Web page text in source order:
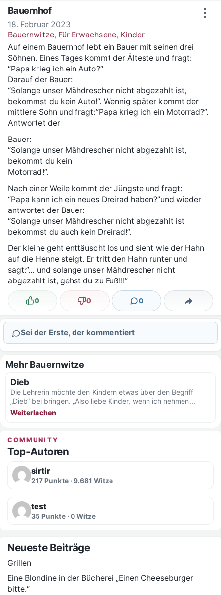
Zum Inhalt springen ⋮
Bauernhof
18. Februar 2023
Bauernwitze, Für Erwachsene, Kinder
Auf einem Bauernhof lebt ein Bauer mit seinen drei
Söhnen. Eines Tages kommt der Älteste und fragt:
“Papa krieg ich ein Auto?“
Darauf der Bauer:
“Solange unser Mähdrescher nicht abgezahlt ist,
bekommst du kein Auto!”. Wennig später kommt der
mittlere Sohn und fragt:”Papa krieg ich ein Motorrad?”.
Antwortet der
Bauer:
“Solange unser Mähdrescher nicht abgezahlt ist,
bekommt du kein
Motorrad!”.
Nach einer Weile kommt der Jüngste und fragt:
“Papa kann ich ein neues Dreirad haben?”und wieder
antwortet der Bauer:
“Solange unser Mähdrescher nicht abgezahlt ist
bekommst du auch kein Dreirad!”.
Der kleine geht enttäuscht los und sieht wie der Hahn
auf die Henne steigt. Er tritt den Hahn runter und
sagt:”… und solange unser Mähdrescher nicht
abgezahlt ist, gehst du zu Fuß!!!”
Lustig
0 Nicht lustig
0 0
Kommentare Teilen
Sei der Erste, der kommentiert
Mehr Bauernwitze
Dieb
Die Lehrerin möchte den Kindern etwas über den Begriff
„Dieb“ bei bringen. „Also liebe Kinder, wenn ich nehmen...
Weiterlachen
COMMUNITY
Top-Autoren
sirtir
217 Punkte · 9.681 Witze
test
35 Punkte · 0 Witze
Neueste Beiträge
Grillen
Eine Blondine in der Bücherei „Einen Cheeseburger
bitte.“